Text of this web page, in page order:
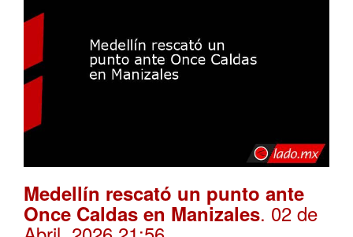
Medellín rescató un punto ante
Once Caldas en Manizales. 02 de